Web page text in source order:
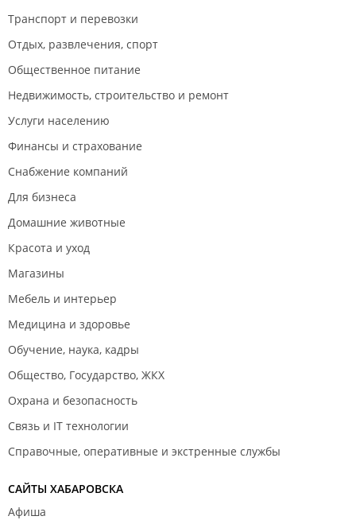
Транспорт и перевозки
Отдых, развлечения, спорт
Общественное питание
Недвижимость, строительство и ремонт
Услуги населению
Финансы и страхование
Снабжение компаний
Для бизнеса
Домашние животные
Красота и уход
Магазины
Мебель и интерьер
Медицина и здоровье
Обучение, наука, кадры
Общество, Государство, ЖКХ
Охрана и безопасность
Связь и IT технологии
Справочные, оперативные и экстренные службы
САЙТЫ ХАБАРОВСКА
Афиша